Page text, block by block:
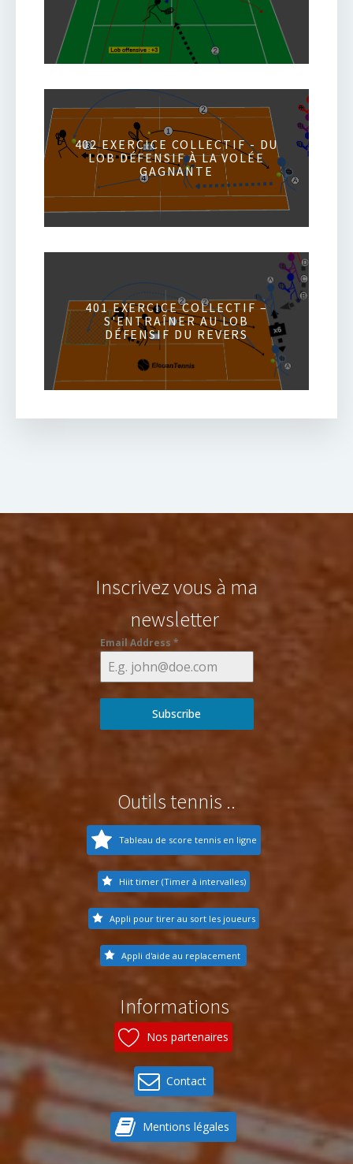
402 EXERCICE COLLECTIF - DU
LOB DÉFENSIF À LA VOLÉE
GAGNANTE
401 EXERCICE COLLECTIF –
S'ENTRAÎNER AU LOB
DÉFENSIF DU REVERS
Inscrivez vous à ma
newsletter
Email Address *
Subscribe
Outils tennis ..
Tableau de score tennis en ligne
Hiit timer (Timer à intervalles)
Appli pour tirer au sort les joueurs
Appli d'aide au replacement
Informations
Nos partenaires
Contact
Mentions légales